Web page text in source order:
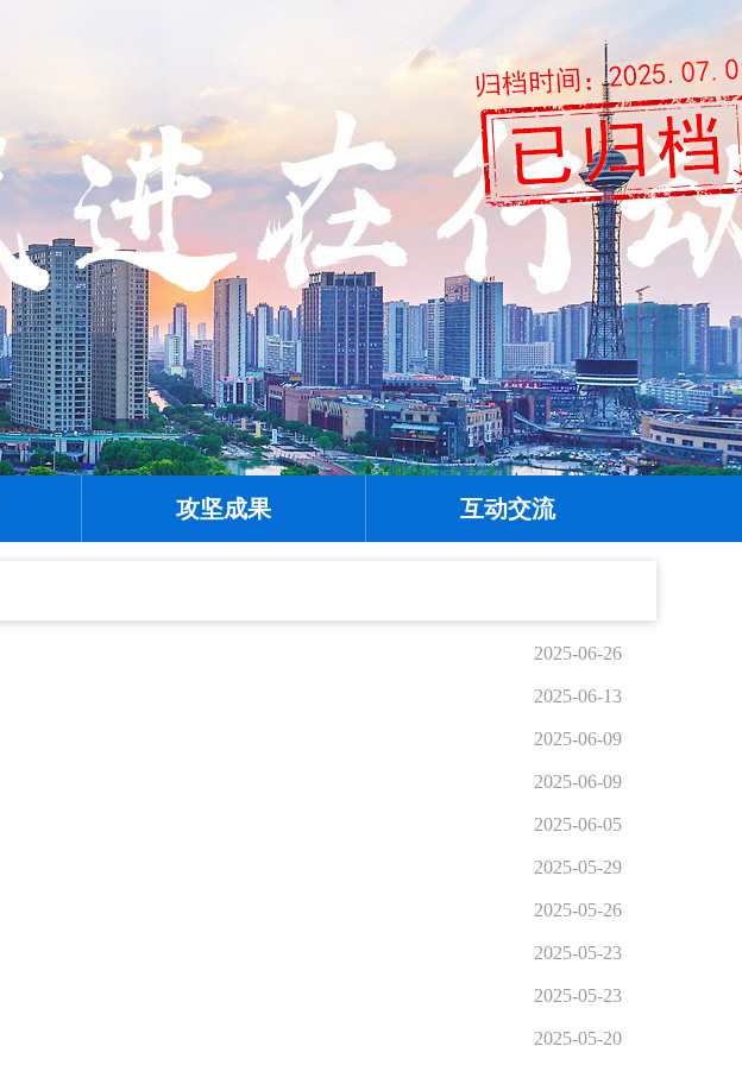
攻坚成果 互动交流
2025-06-26
2025-06-13
2025-06-09
2025-06-09
2025-06-05
2025-05-29
2025-05-26
2025-05-23
2025-05-23
2025-05-20